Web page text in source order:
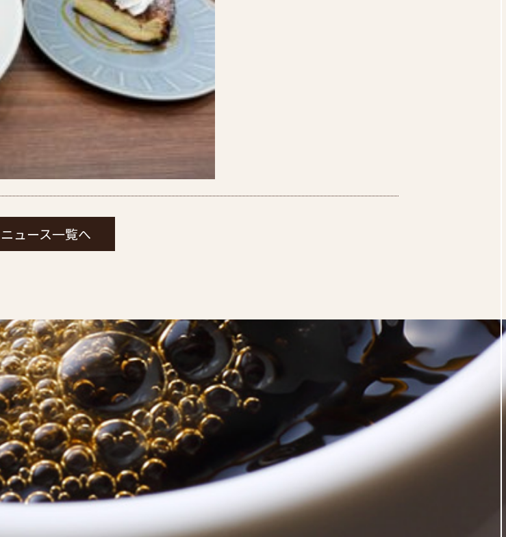
ニュース一覧へ